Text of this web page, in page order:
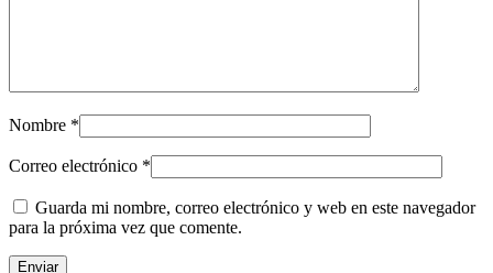
Nombre *
Correo electrónico *
Guarda mi nombre, correo electrónico y web en este navegador
para la próxima vez que comente.